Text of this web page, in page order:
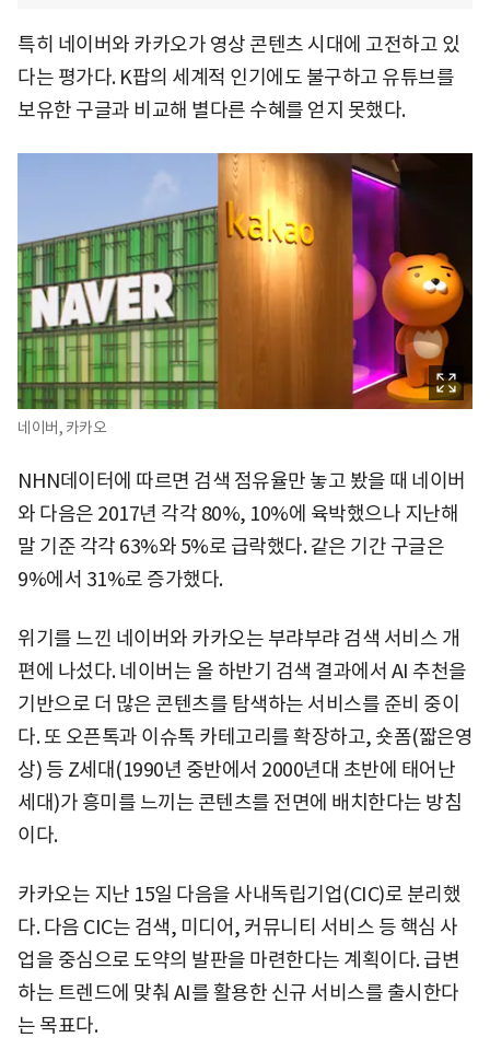
특히 네이버와 카카오가 영상 콘텐츠 시대에 고전하고 있
다는 평가다. K팝의 세계적 인기에도 불구하고 유튜브를
보유한 구글과 비교해 별다른 수혜를 얻지 못했다.
네이버, 카카오
NHN데이터에 따르면 검색 점유율만 놓고 봤을 때 네이버
와 다음은 2017년 각각 80%, 10%에 육박했으나 지난해
말 기준 각각 63%와 5%로 급락했다. 같은 기간 구글은
9%에서 31%로 증가했다.
위기를 느낀 네이버와 카카오는 부랴부랴 검색 서비스 개
편에 나섰다. 네이버는 올 하반기 검색 결과에서 AI 추천을
기반으로 더 많은 콘텐츠를 탐색하는 서비스를 준비 중이
다. 또 오픈톡과 이슈톡 카테고리를 확장하고, 숏폼(짧은영
상) 등 Z세대(1990년 중반에서 2000년대 초반에 태어난
세대)가 흥미를 느끼는 콘텐츠를 전면에 배치한다는 방침
이다.
카카오는 지난 15일 다음을 사내독립기업(CIC)로 분리했
다. 다음 CIC는 검색, 미디어, 커뮤니티 서비스 등 핵심 사
업을 중심으로 도약의 발판을 마련한다는 계획이다. 급변
하는 트렌드에 맞춰 AI를 활용한 신규 서비스를 출시한다
는 목표다.